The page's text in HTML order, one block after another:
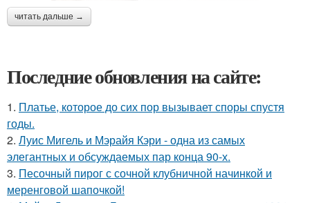
читать дальше →
Последние обновления на сайте:
1. Платье, которое до сих пор вызывает споры спустя
годы.
2. Луис Мигель и Мэрайя Кэри - одна из самых
элегантных и обсуждаемых пар конца 90-х.
3. Песочный пирог с сочной клубничной начинкой и
меренговой шапочкой!